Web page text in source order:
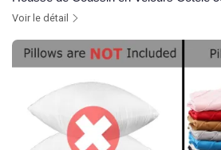
Voir le détail